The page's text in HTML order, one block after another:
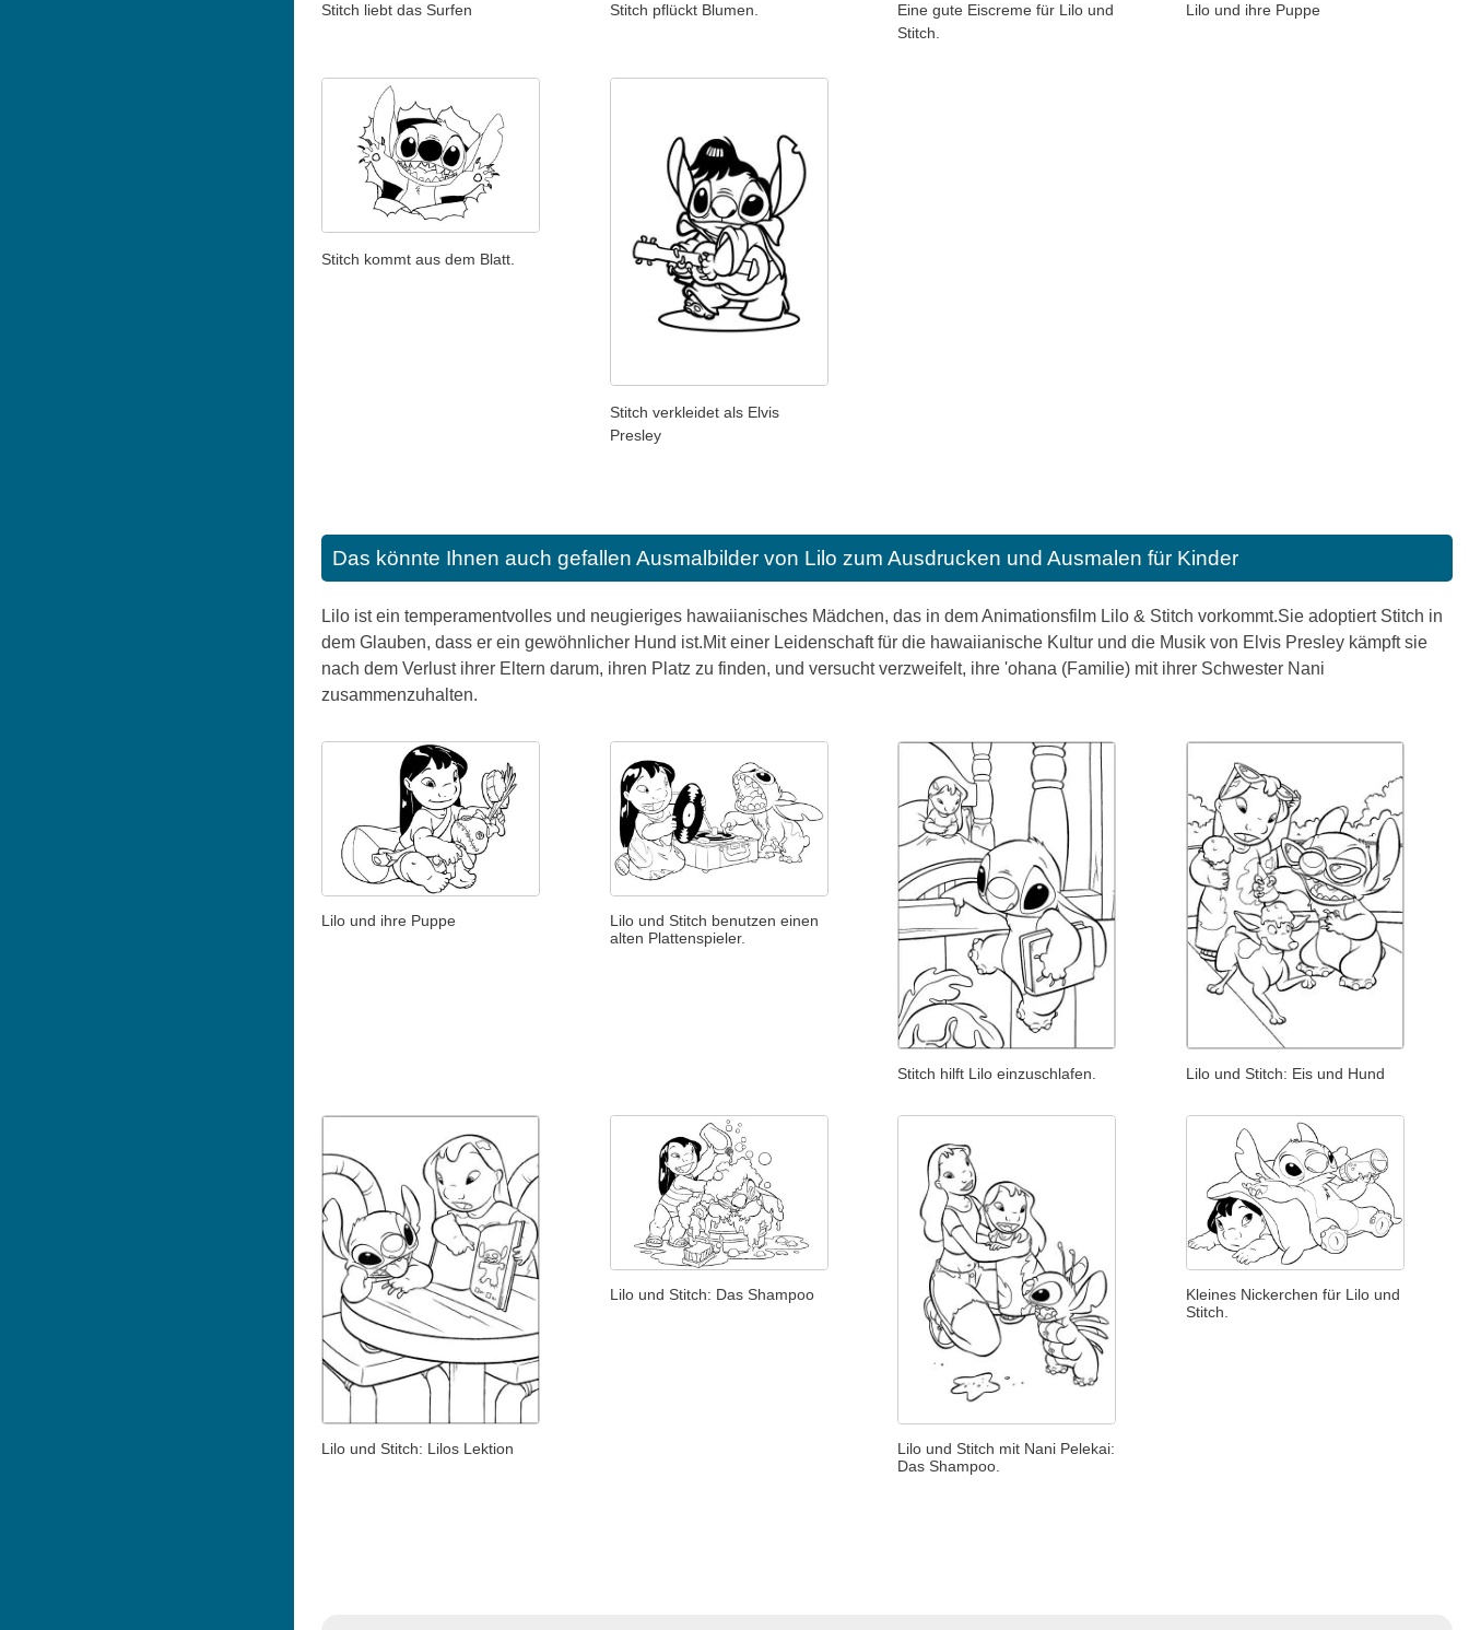
Stitch liebt das Surfen Stitch pflückt Blumen.
Eine gute Eiscreme für Lilo und
Stitch.
Lilo und ihre Puppe
Stitch kommt aus dem Blatt.
Stitch verkleidet als Elvis
Presley
Das könnte Ihnen auch gefallen Ausmalbilder von Lilo zum Ausdrucken und Ausmalen für Kinder
Lilo ist ein temperamentvolles und neugieriges hawaiianisches Mädchen, das in dem Animationsfilm Lilo & Stitch vorkommt.Sie adoptiert Stitch in
dem Glauben, dass er ein gewöhnlicher Hund ist.Mit einer Leidenschaft für die hawaiianische Kultur und die Musik von Elvis Presley kämpft sie
nach dem Verlust ihrer Eltern darum, ihren Platz zu finden, und versucht verzweifelt, ihre 'ohana (Familie) mit ihrer Schwester Nani
zusammenzuhalten.
Lilo und ihre Puppe
Lilo und Stitch benutzen einen
alten Plattenspieler.
Stitch hilft Lilo einzuschlafen. Lilo und Stitch: Eis und Hund
Lilo und Stitch: Lilos Lektion
Lilo und Stitch: Das Shampoo
Lilo und Stitch mit Nani Pelekai:
Das Shampoo.
Kleines Nickerchen für Lilo und
Stitch.